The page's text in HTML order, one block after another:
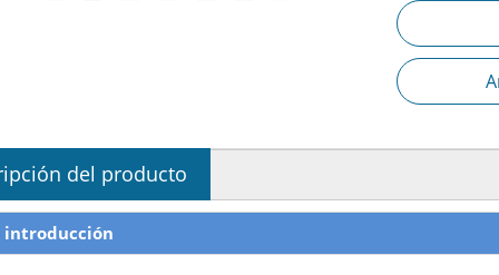
del producto
introducción